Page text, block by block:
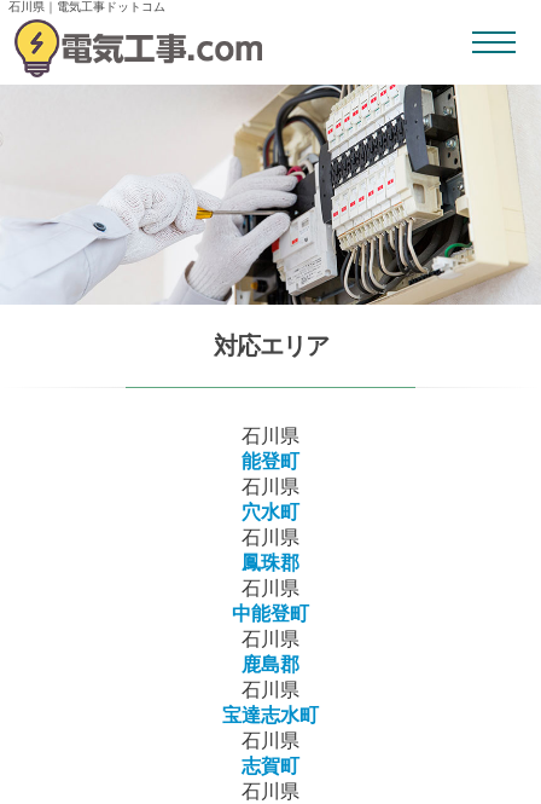
石川県｜電気工事ドットコム
対応エリア
石川県
能登町
石川県
穴水町
石川県
鳳珠郡
石川県
中能登町
石川県
鹿島郡
石川県
宝達志水町
石川県
志賀町
石川県